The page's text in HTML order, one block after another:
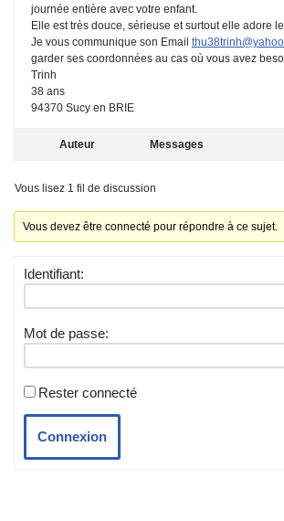
journée entière avec votre enfant.
Elle est très douce, sérieuse et surtout elle adore
Je vous communique son Email
garder ses coordonnées au cas où vous avez
Trinh
38 ans
94370 Sucy en BRIE
Auteur Messages
Vous lisez 1 fil de discussion
Vous devez être connecté pour répondre à ce sujet.
Identifiant:
Mot de passe:
Rester connecté
Connexion